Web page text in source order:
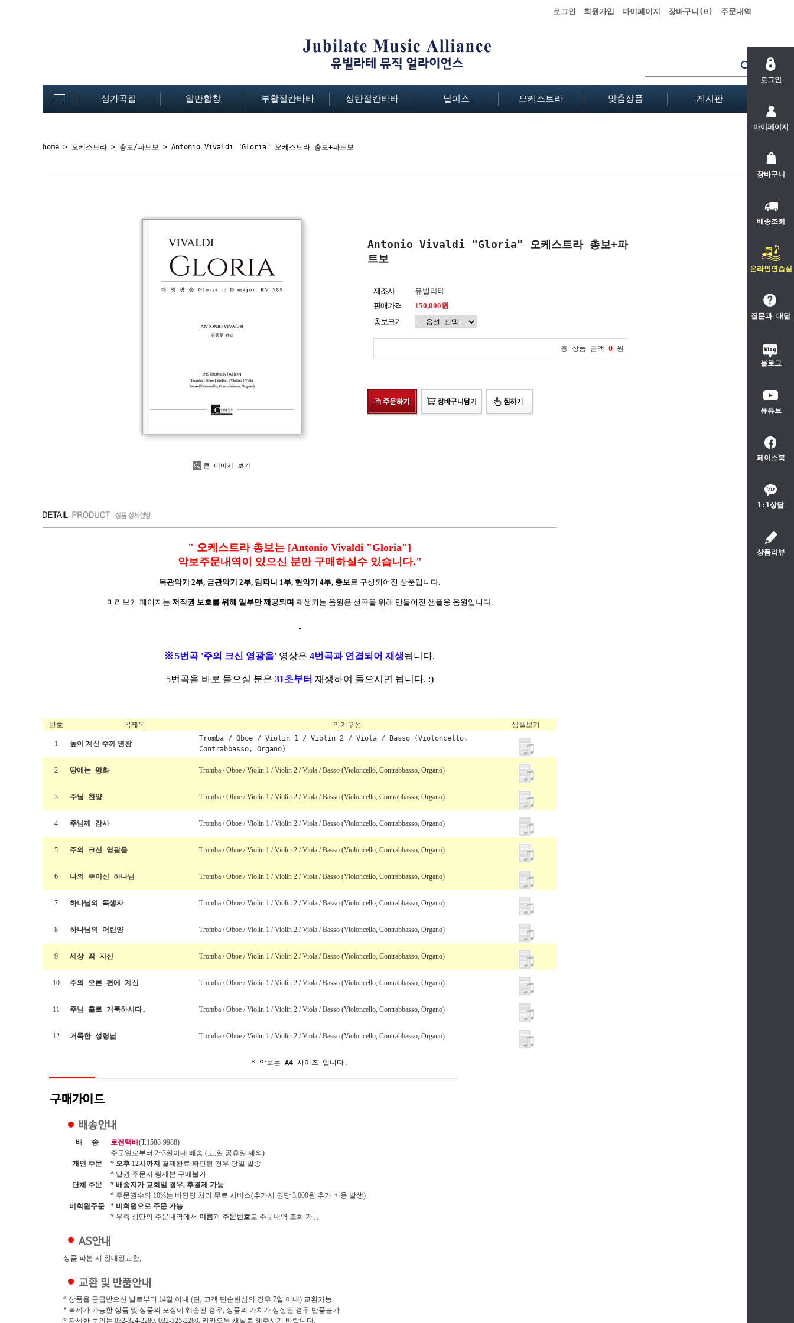
로그인
마이페이지
장바구니
배송조회
온라인연습실
질문과 대답
블로그
유튜브
페이스북
1:1상담
상품리뷰
로그인 회원가입 마이페이지 장바구니(0 ) 주문내역
성가곡집 일반합창 부활절칸타타 성탄절칸타타 낱피스 오케스트라 맞춤상품 게시판
home > 오케스트라 > 총보/파트보 > Antonio Vivaldi "Gloria" 오케스트라 총보+파트보
큰 이미지 보기
Antonio Vivaldi "Gloria" 오케스트라 총보+파
트보
제조사
유빌라테
판매가격
150,000원
총보크기
총 상품 금액 0 원
" 오케스트라 총보는 [Antonio Vivaldi "Gloria"]
악보주문내역이 있으신 분만 구매하실수 있습니다."
목관악기 2부, 금관악기 2부, 팀파니 1부, 현악기 4부, 총보로 구성되어진 상품입니다.
미리보기 페이지는 저작권 보호를 위해 일부만 제공되며 재생되는 음원은 선곡을 위해 만들어진 샘플용 음원입니다.
-
※ 5번곡 '주의 크신 영광을'영상은 4번곡과 연결되어 재생됩니다.
5번곡을 바로 들으실 분은 31초부터 재생하여 들으시면 됩니다. :)
번호 곡제목 악기구성 샘플보기
1 높이 계신 주께 영광
Tromba / Oboe / Violin 1 / Violin 2 / Viola / Basso (Violoncello,
Contrabbasso, Organo)
2 땅에는 평화 Tromba / Oboe / Violin 1 / Violin 2 / Viola / Basso (Violoncello, Contrabbasso, Organo)
3 주님 찬양 Tromba / Oboe / Violin 1 / Violin 2 / Viola / Basso (Violoncello, Contrabbasso, Organo)
4 주님께 감사 Tromba / Oboe / Violin 1 / Violin 2 / Viola / Basso (Violoncello, Contrabbasso, Organo)
5 주의 크신 영광을 Tromba / Oboe / Violin 1 / Violin 2 / Viola / Basso (Violoncello, Contrabbasso, Organo)
6 나의 주이신 하나님 Tromba / Oboe / Violin 1 / Violin 2 / Viola / Basso (Violoncello, Contrabbasso, Organo)
7 하나님의 독생자 Tromba / Oboe / Violin 1 / Violin 2 / Viola / Basso (Violoncello, Contrabbasso, Organo)
8 하나님의 어린양 Tromba / Oboe / Violin 1 / Violin 2 / Viola / Basso (Violoncello, Contrabbasso, Organo)
9 세상 죄 지신 Tromba / Oboe / Violin 1 / Violin 2 / Viola / Basso (Violoncello, Contrabbasso, Organo)
10 주의 오른 편에 계신 Tromba / Oboe / Violin 1 / Violin 2 / Viola / Basso (Violoncello, Contrabbasso, Organo)
11 주님 홀로 거룩하시다. Tromba / Oboe / Violin 1 / Violin 2 / Viola / Basso (Violoncello, Contrabbasso, Organo)
12 거룩한 성령님 Tromba / Oboe / Violin 1 / Violin 2 / Viola / Basso (Violoncello, Contrabbasso, Organo)
* 악보는 A4 사이즈 입니다.
배 송 로젠택배(T.1588-9988)
주문일로부터 2~3일이내 배송 (토,일,공휴일 제외)
개인 주문
* 오후 12시까지 결제완료 확인된 경우 당일 발송
* 낱권 주문시 링제본 구매불가
단체 주문
* 배송지가 교회일 경우, 후결제 가능
* 주문권수의 10%는 바인딩 처리 무료 서비스(추가시 권당 3,000원 추가 비용 발생)
비회원주문
* 비회원으로 주문 가능
* 우측 상단의 주문내역에서 이름과 주문번호로 주문내역 조회 가능
상품 파본 시 일대일교환,
* 상품을 공급받으신 날로부터 14일 이내 (단, 고객 단순변심의 경우 7일 이내) 교환가능
* 복제가 가능한 상품 및 상품의 포장이 훼손된 경우, 상품의 가치가 상실된 경우 반품불가
* 자세한 문의는 032-324-2280, 032-325-2280, 카카오톡 채널로 해주시기 바랍니다.